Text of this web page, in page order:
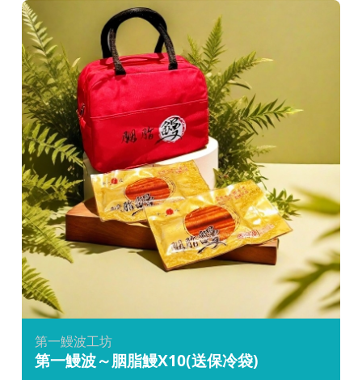
第一鰻波工坊
第一鰻波～胭脂鰻X10(送保冷袋)